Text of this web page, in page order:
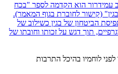
עמידרור הוא הקדמה לספר "בכח
(קישור לחוברת בגוף המאמר).
הביטחון של בגין כשילוב של
תוך דגש על זכותו וחובתו של